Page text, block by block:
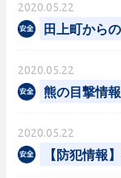
2020.05.22
田上町から
2020.05.22
熊の目撃情
2020.05.22
【防犯情報